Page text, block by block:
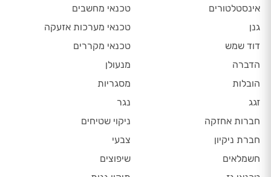
אינסטלטורים
גנן
דוד שמש
הדברה
הובלות
זגג
חברות אחזקה
חברת ניקיון
חשמלאים
טכנאי מחשבים
טכנאי מערכות אזעקה
טכנאי מקררים
מנעולן
מסגריות
נגר
ניקוי שטיחים
צבעי
שיפוצים